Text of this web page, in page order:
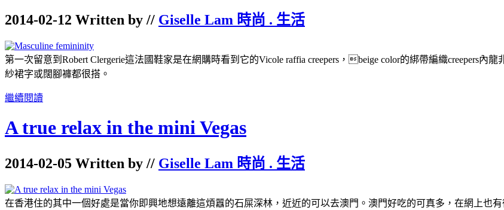
2014-02-12 Written by // Giselle Lam 時尚 . 生活
第一次留意到Robert Clergerie這法國鞋家是在網購時看到它的Vicole raffia creepers，beige color的綁帶編織creepers內
紗裙字或闊腳褲都很搭。
繼續閱讀
A true relax in the mini Vegas
2014-02-05 Written by // Giselle Lam 時尚 . 生活
在香港住的其中一個好處是當你即興地想遠離這煩囂的石屎深林，近近的可以去澳門。澳門好吃的可真多，在網上也有